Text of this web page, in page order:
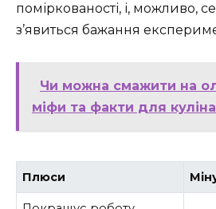
поміркованості, і, можливо,
з’явиться бажання
Чи можна смажити на
міфи та факти для
Плюси